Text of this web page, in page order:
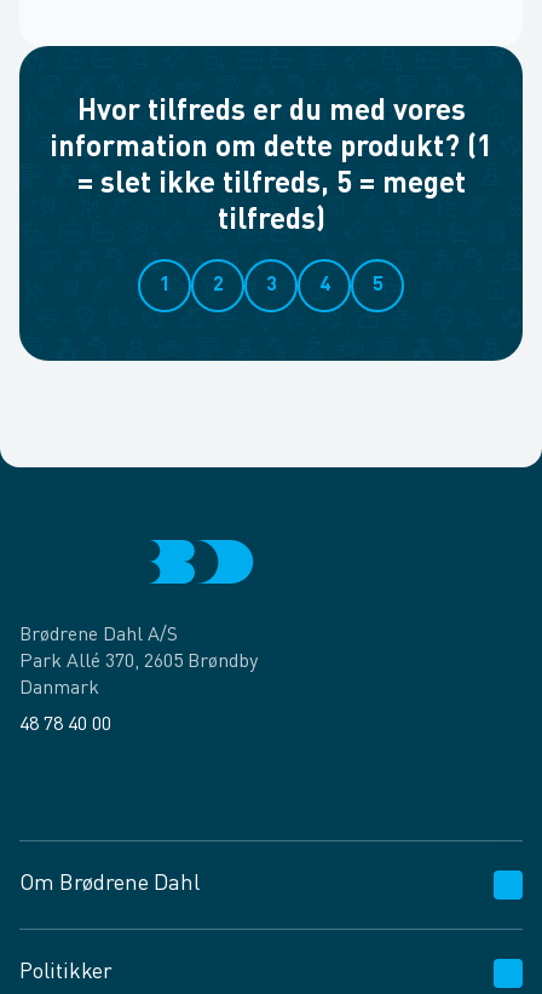
Hvor tilfreds er du med vores
information om dette produkt? (1
= slet ikke tilfreds, 5 = meget
tilfreds)
1 2 3 4 5
Brødrene Dahl A/S
Park Allé 370, 2605 Brøndby
Danmark
48 78 40 00
Om Brødrene Dahl
Vagttelefon 30 10 89 89
Politikker